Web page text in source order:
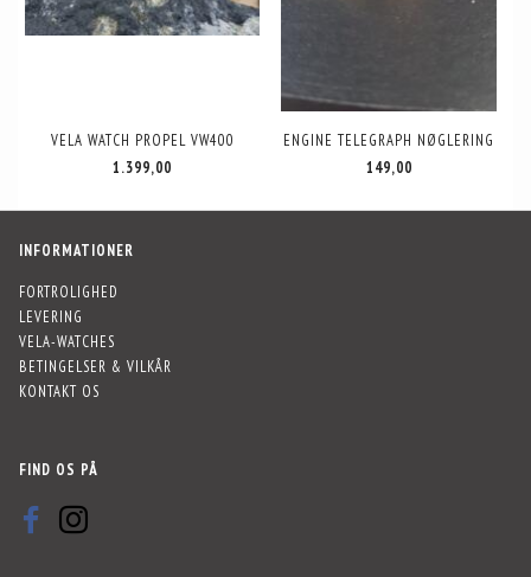
VELA WATCH PROPEL VW400
1.399,00
ENGINE TELEGRAPH NØGLERING
149,00
INFORMATIONER
FORTROLIGHED
LEVERING
VELA-WATCHES
BETINGELSER & VILKÅR
KONTAKT OS
FIND OS PÅ